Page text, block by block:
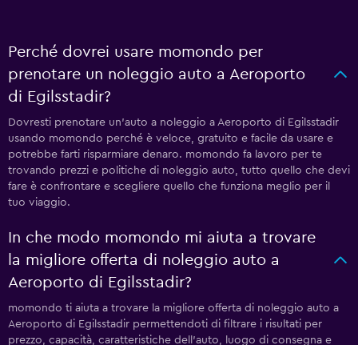
Perché dovrei usare momondo per
prenotare un noleggio auto a Aeroporto
di Egilsstadir?
Dovresti prenotare un'auto a noleggio a Aeroporto di Egilsstadir
usando momondo perché è veloce, gratuito e facile da usare e
potrebbe farti risparmiare denaro. momondo fa lavoro per te
trovando prezzi e politiche di noleggio auto, tutto quello che devi
fare è confrontare e scegliere quello che funziona meglio per il
tuo viaggio.
In che modo momondo mi aiuta a trovare
la migliore offerta di noleggio auto a
Aeroporto di Egilsstadir?
momondo ti aiuta a trovare la migliore offerta di noleggio auto a
Aeroporto di Egilsstadir permettendoti di filtrare i risultati per
prezzo, capacità, caratteristiche dell'auto, luogo di consegna e